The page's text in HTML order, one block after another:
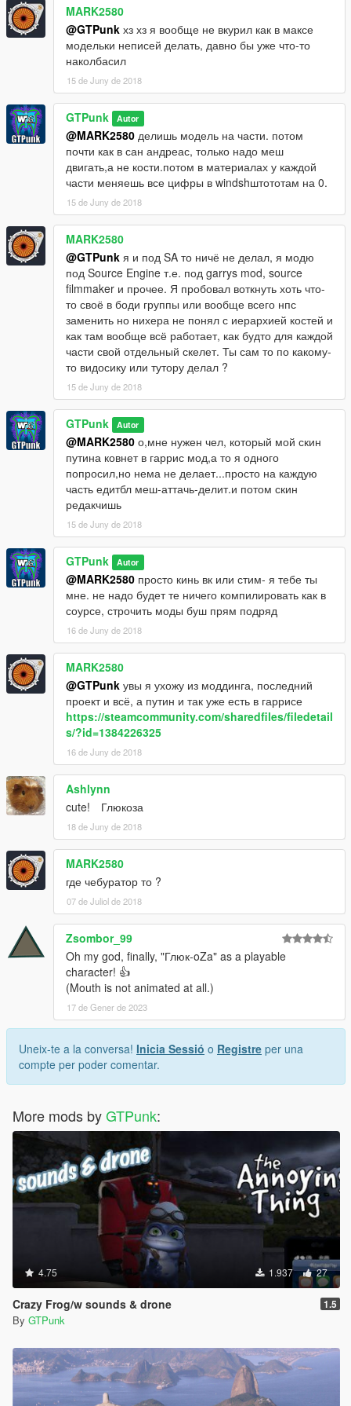
MARK2580
@GTPunk хз хз я вообще не вкурил как в максе
модельки неписей делать, давно бы уже что-то
наколбасил
15 de Juny de 2018
GTPunk Autor
@MARK2580 делишь модель на части. потом
почти как в сан андреас, только надо меш
двигать,а не кости.потом в материалах у каждой
части меняешь все цифры в windshштототам на 0.
15 de Juny de 2018
MARK2580
@GTPunk я и под SA то ничё не делал, я модю
под Source Engine т.е. под garrys mod, source
filmmaker и прочее. Я пробовал воткнуть хоть что-
то своё в боди группы или вообще всего нпс
заменить но нихера не понял с иерархией костей и
как там вообще всё работает, как будто для каждой
части свой отдельный скелет. Ты сам то по какому-
то видосику или тутору делал ?
15 de Juny de 2018
GTPunk Autor
@MARK2580 о,мне нужен чел, который мой скин
путина ковнет в гаррис мод,а то я одного
попросил,но нема не делает...просто на каждую
часть едитбл меш-аттачь-делит.и потом скин
редакчишь
15 de Juny de 2018
GTPunk Autor
@MARK2580 просто кинь вк или стим- я тебе ты
мне. не надо будет те ничего компилировать как в
соурсе, строчить моды буш прям подряд
16 de Juny de 2018
MARK2580
@GTPunk увы я ухожу из моддинга, последний
проект и всё, а путин и так уже есть в гаррисе
https://steamcommunity.com/sharedfiles/filedetail
s/?id=1384226325
16 de Juny de 2018
Ashlynn
cute! Глюкоза
18 de Juny de 2018
MARK2580
где чебуратор то ?
07 de Juliol de 2018
Zsombor_99
Oh my god, finally, "Глюк-oZa" as a playable
character! 👍
(Mouth is not animated at all.)
17 de Gener de 2023
Uneix-te a la conversa! Inicia Sessió o Registre per una
compte per poder comentar.
More mods byGTPunk:
4.75 1.937 27
Crazy Frog/w sounds & drone 1.5
By GTPunk